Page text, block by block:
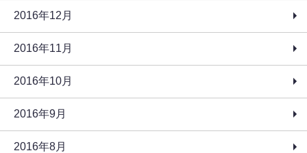
2016年12月
2016年11月
2016年10月
2016年9月
2016年8月